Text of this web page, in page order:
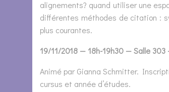
alignements? quand utiliser une
différentes méthodes de citation :
plus courantes.
19/11/2018 — 18h-19h30 — Salle
Animé par Gianna Schmitter.
cursus et année d’études.